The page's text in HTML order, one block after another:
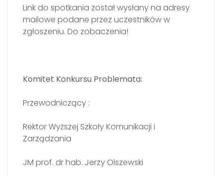
Link do spotkania został wysłany na adresy
mailowe podane przez uczestników w
zgłoszeniu. Do zobaczenia!
Komitet Konkursu Problemata:
Przewodniczący :
Rektor Wyższej Szkoły Komunikacji i
Zarządzania
JM prof. dr hab. Jerzy Olszewski